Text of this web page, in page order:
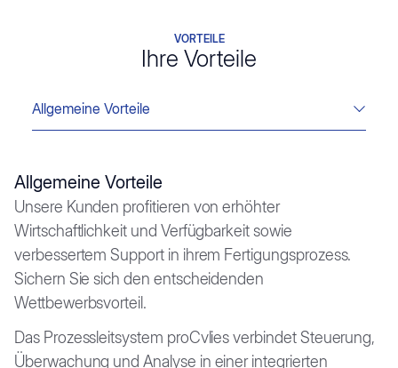
VORTEILE
Ihre Vorteile
Allgemeine Vorteile
Allgemeine Vorteile
Unsere Kunden profitieren von erhöhter
Wirtschaftlichkeit und Verfügbarkeit sowie
verbessertem Support in ihrem Fertigungsprozess.
Sichern Sie sich den entscheidenden
Wettbewerbsvorteil.
Das Prozessleitsystem proCvlies verbindet Steuerung,
Überwachung und Analyse in einer integrierten